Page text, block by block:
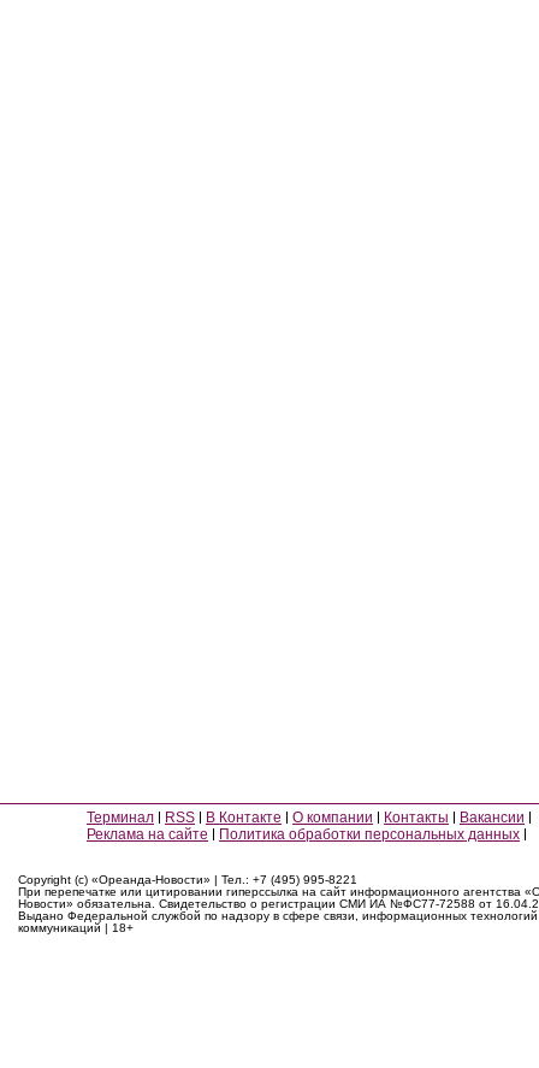
Терминал RSS В Контакте О компании Контакты
Вакансии
Реклама на сайте
Политика обработки персональных данных
Copyright (c) «Ореанда-Новости» | Тел.: +7 (495) 995-8221
При перепечатке или цитировании гиперссылка на сайт информационного агентства
Новости» обязательна. Свидетельство о регистрации СМИ ИА №ФС77-72588 от
Выдано Федеральной службой по надзору в сфере связи, информационных
коммуникаций | 18+